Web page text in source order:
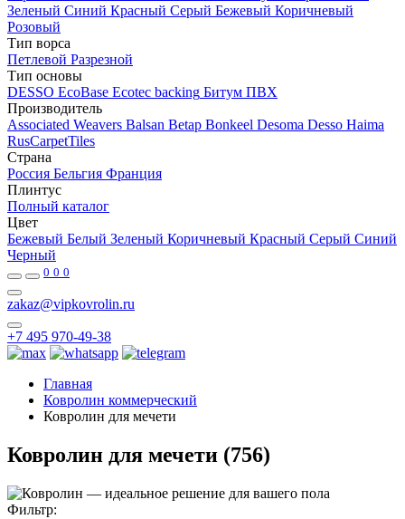
Зеленый Синий Красный Серый Бежевый Коричневый
Розовый
Тип ворса
Петлевой Разрезной
Тип основы
DESSO EcoBase Ecotec backing Битум ПВХ
Производитель
Associated Weavers Balsan Betap Bonkeel Desoma Desso Haima
RusCarpetTiles
Страна
Россия Бельгия Франция
Плинтус
Полный каталог
Цвет
Бежевый Белый Зеленый Коричневый Красный Серый Синий
Черный
0 0 0
zakaz@vipkovrolin.ru
+7 495 970-49-38
Главная
Ковролин коммерческий
Ковролин для мечети
Ковролин для мечети (756)
Фильтр: